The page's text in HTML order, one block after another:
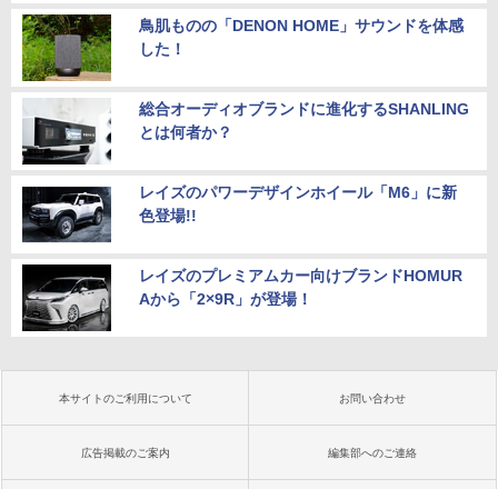
鳥肌ものの「DENON HOME」サウンドを体感
した！
総合オーディオブランドに進化するSHANLING
とは何者か？
レイズのパワーデザインホイール「M6」に新
色登場!!
レイズのプレミアムカー向けブランドHOMUR
Aから「2×9R」が登場！
本サイトのご利用について お問い合わせ
広告掲載のご案内 編集部へのご連絡